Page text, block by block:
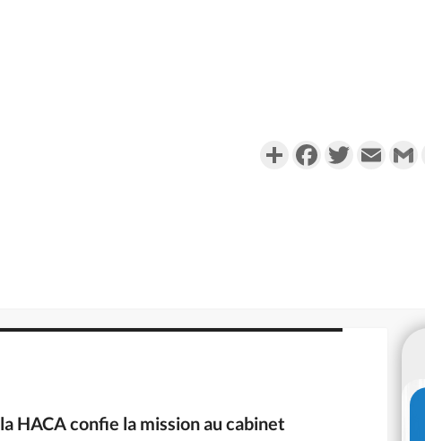
PartagerFacebookTwitterEmail
HACA confie la mission au cabinet